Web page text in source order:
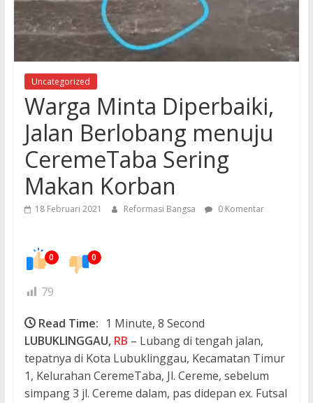
Uncategorized
Warga Minta Diperbaiki,
Jalan Berlobang menuju
CeremeTaba Sering
Makan Korban
18 Februari 2021 Reformasi Bangsa 0 Komentar
0 0
79
Read Time: 1 Minute, 8 Second
LUBUKLINGGAU, RB – Lubang di tengah jalan,
tepatnya di Kota Lubuklinggau, Kecamatan Timur
1, Kelurahan CeremeTaba, Jl. Cereme, sebelum
simpang 3 jl. Cereme dalam, pas didepan ex. Futsal